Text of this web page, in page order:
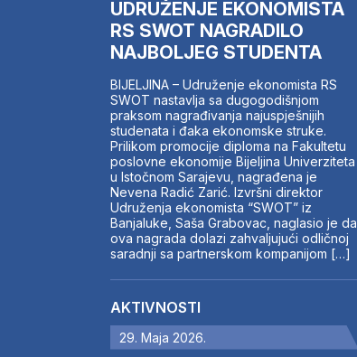
UDRUŽENJE EKONOMISTA
RS SWOT NAGRADILO
NAJBOLJEG STUDENTA
BIJELJINA – Udruženje ekonomista RS
SWOT nastavlja sa dugogodišnjom
praksom nagrađivanja najuspješnijih
studenata i đaka ekonomske struke.
Prilikom promocije diploma na Fakultetu
poslovne ekonomije Bijeljina Univerziteta
u Istočnom Sarajevu, nagrađena je
Nevena Radić Zarić. Izvršni direktor
Udruženja ekonomista “SWOT” iz
Banjaluke, Saša Grabovac, naglasio je da
ova nagrada dolazi zahvaljujući odličnoj
saradnji sa partnerskom kompanijom […]
AKTIVNOSTI
29. Maja 2026.